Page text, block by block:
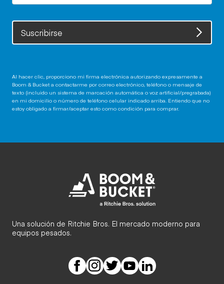
Suscribirse
Al hacer clic, proporciono mi firma electrónica autorizando expresamente a
Boom & Bucket a contactarme por correo electrónico, teléfono o mensaje de
texto (incluido un sistema de marcación automática o voz artificial/pregrabada)
en mi domicilio o número de teléfono celular indicado arriba. Entiendo que no
estoy obligado a firmar/aceptar esto como condición para comprar.
Una solución de Ritchie Bros. El mercado moderno para
equipos pesados.